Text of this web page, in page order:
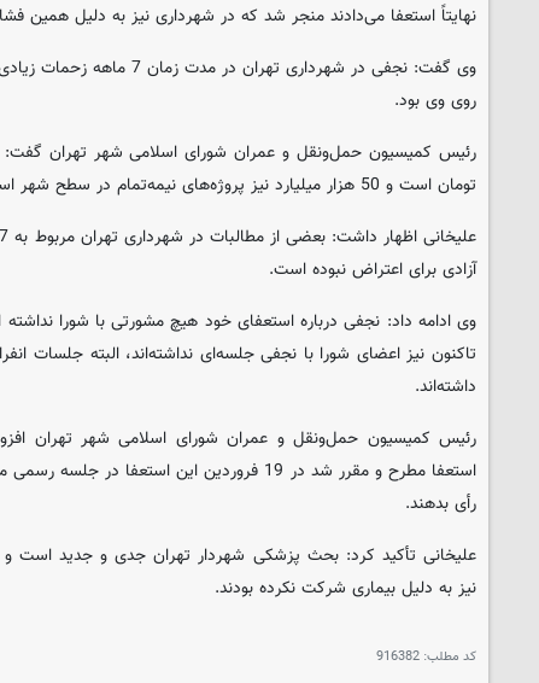
نهایتاً‌ استعفا می‌دادند منجر شد که در شهرداری نیز به دلیل همین
وی گفت:‌ نجفی در شهرداری تهران
روی وی بود.
تومان است و 50 هزار میلیارد نیز پروژه‌های نیمه‌تمام در سطح شهر است.
آزادی برای اعتراض نبوده است.
وی ادامه داد: نجفی درباره استعفای خود هیچ مشورتی با شورا
تاکنون نیز اعضای شورا با نجفی جلسه‌ای نداشته‌اند، البته جلسات
داشته‌اند.
رئیس کمیسیون حمل‌ونقل و عمران شورای اسلامی شهر تهران
استعفا مطرح و مقرر شد در 19 فروردین این
رأی بدهند.
علیخانی تأکید کرد: بحث پزشکی شهردار تهران جدی و جدید است
نیز به دلیل بیماری شرکت نکرده بودند.
کد مطلب: 916382